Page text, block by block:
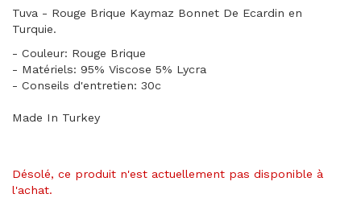
Tuva - Rouge Brique Kaymaz Bonnet De Ecardin en
Turquie.
- Couleur: Rouge Brique
- Matériels: 95% Viscose 5% Lycra
- Conseils d'entretien: 30c
Made In Turkey
Désolé, ce produit n'est actuellement pas disponible à
l'achat.